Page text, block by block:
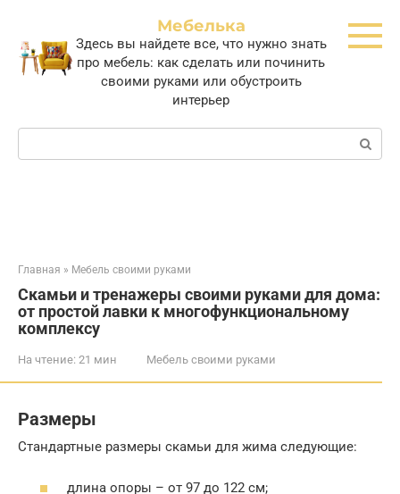
контенту
Мебелька
Здесь вы найдете все, что нужно знать
про мебель: как сделать или починить
своими руками или обустроить
интерьер
Поиск:
Главная » Мебель своими руками
Скамьи и тренажеры своими руками для дома:
от простой лавки к многофункциональному
комплексу
На чтение: 21 мин Мебель своими руками
Размеры
Стандартные размеры скамьи для жима следующие:
длина опоры – от 97 до 122 см;